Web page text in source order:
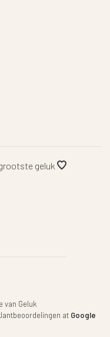
geluk
van Geluk
at Google